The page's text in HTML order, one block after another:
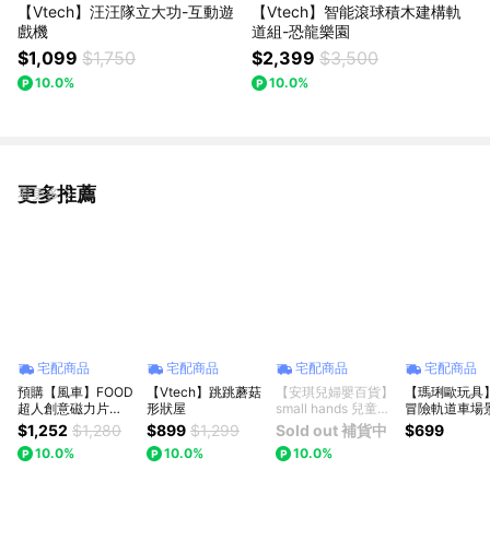
【Vtech】汪汪隊立大功-互動遊
戲機
$1,099 $1,750
10.0%
【Vtech】智能滾球積木建構軌
道組-恐龍樂園
$2,399 $3,500
10.0%
更多推薦
看更多
宅配商品
預購【風車】FOOD
超人創意磁力片
STEAM摩天樂園滑
道滾球｜磁力積木｜
益智玩具｜生日禮物
$1,252 $1,280
10.0%
宅配商品
【Vtech】跳跳蘑菇
形狀屋
$899 $1,299
10.0%
宅配商品
【安琪兒婦嬰百貨】
small hands 兒童小
手布書(農場篇)
Sold out 補貨中
10.0%
宅配商品
【瑪琍歐玩具
冒險軌道車場
組/ZX-663A
$699